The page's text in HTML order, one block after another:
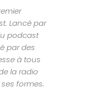
Lancé par
podcast
par des
à tous
la radio
formes.